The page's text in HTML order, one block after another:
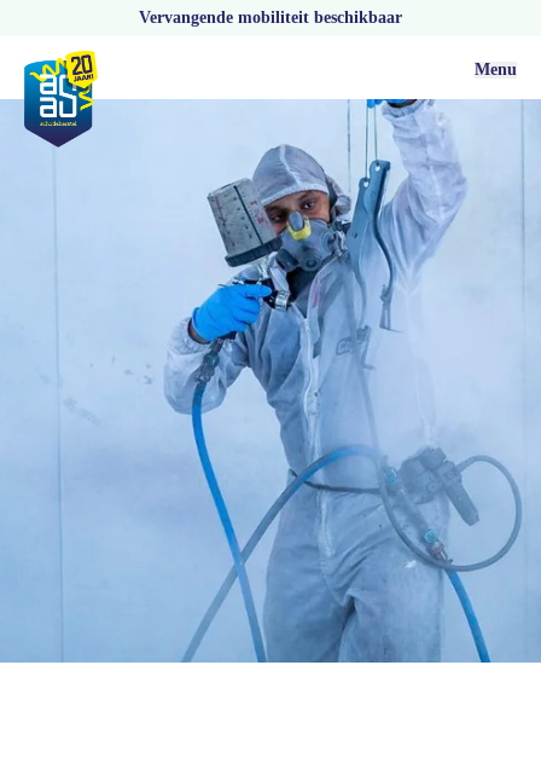
Vervangende mobiliteit beschikbaar
Menu